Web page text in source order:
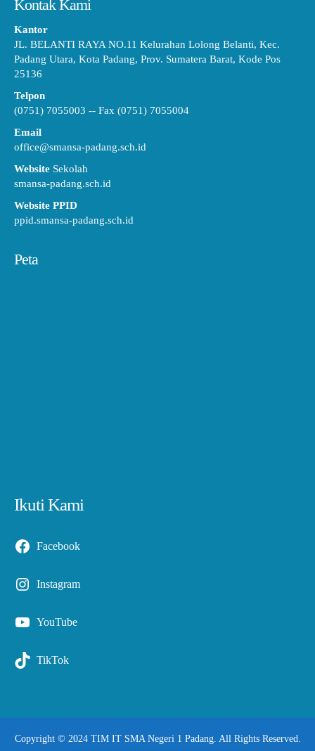
Kontak Kami
Kantor
JL. BELANTI RAYA NO.11 Kelurahan Lolong Belanti, Kec.
Padang Utara, Kota Padang, Prov. Sumatera Barat, Kode Pos
25136
Telpon
(0751) 7055003 -- Fax (0751) 7055004
Email
office@smansa-padang.sch.id
Website Sekolah
smansa-padang.sch.id
Website PPID
ppid.smansa-padang.sch.id
Peta
Ikuti Kami
Facebook
Instagram
YouTube
TikTok
Copyright © 2024 TIM IT SMA Negeri 1 Padang. All Rights Reserved.